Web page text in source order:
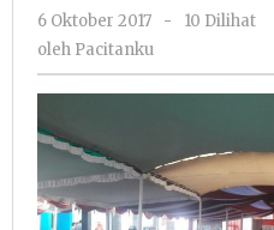
6 Oktober 2017
oleh
-
10 Dilihat
oleh Pacitanku